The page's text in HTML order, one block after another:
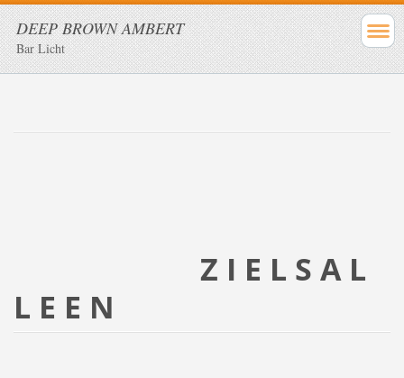
DEEP BROWN AMBERT
Bar Licht
Z I E L S A L
L E E N